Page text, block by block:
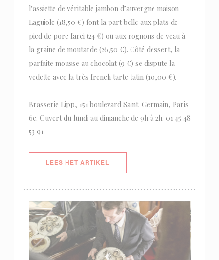
l’assiette de véritable jambon d’auvergne maison
Laguiole (18,50 €) font la part belle aux plats de
pied de porc farci (24 €) ou aux rognons de veau à
la graine de moutarde (26,50 €). Côté dessert, la
parfaite mousse au chocolat (9 €) se dispute la
vedette avec la très french tarte tatin (10,00 €).
Brasserie Lipp, 151 boulevard Saint-Germain, Paris
6e. Ouvert du lundi au dimanche de 9h à 2h. 01 45 48
53 91.
LEES HET ARTIKEL